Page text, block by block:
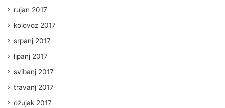
rujan 2017
kolovoz 2017
srpanj 2017
lipanj 2017
svibanj 2017
travanj 2017
ožujak 2017